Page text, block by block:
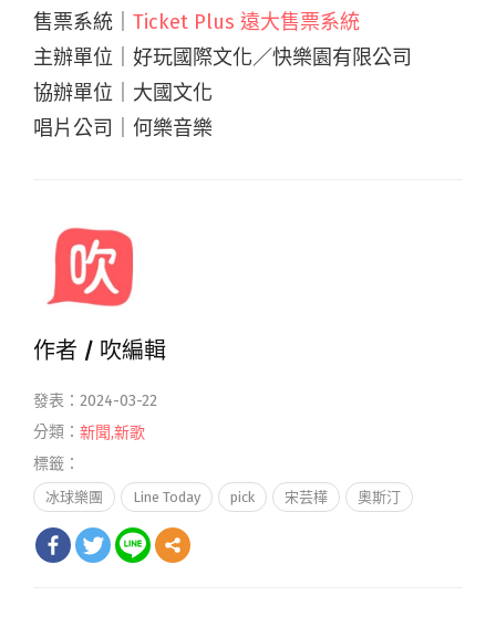
售票系統｜ Ticket Plus 遠大售票系統
主辦單位｜好玩國際文化／快樂園有限公司
協辦單位｜大國文化
唱片公司｜何樂音樂
作者 / 吹編輯
發表：2024-03-22
分類： 新聞,新歌
標籤：
冰球樂團 Line Today pick 宋芸樺 奧斯汀